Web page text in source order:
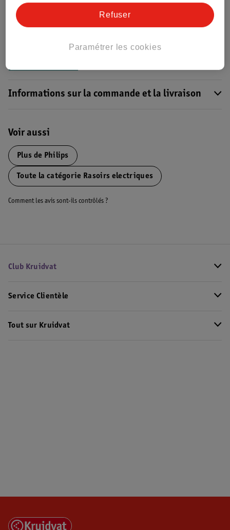
Nature Impact Score
Impact Score".
Informations sur la commande et la livraison
Voir aussi
Plus de Philips
Toute la catégorie Rasoirs electriques
Comment les avis sont-ils contrôlés ?
Club Kruidvat
Service Clientèle
Tout sur Kruidvat
Paramétrer les cookies
Refuser